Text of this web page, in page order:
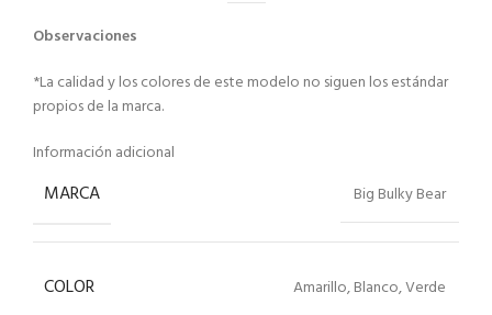
Observaciones
*La calidad y los colores de este modelo no siguen los estándar
propios de la marca.
Información adicional
MARCA Big Bulky Bear
COLOR
Amarillo, Blanco, Verde